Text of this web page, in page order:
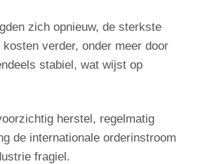
zich opnieuw, de sterkste
verder, onder meer door
stabiel, wat wijst op
herstel, regelmatig
de internationale orderinstroom
fragiel.